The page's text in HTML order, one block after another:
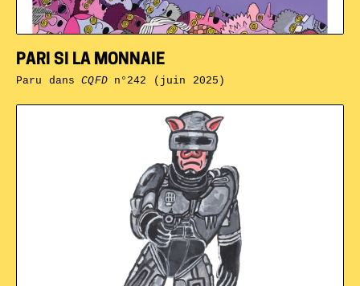
PARI SI LA MONNAIE
Paru dansCQFDn°242 (juin 2025)